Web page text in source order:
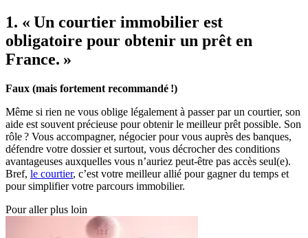
1. « Un courtier immobilier est
obligatoire pour obtenir un prêt en
France. »
Faux (mais fortement recommandé !)
Même si rien ne vous oblige légalement à passer par un courtier, son
aide est souvent précieuse pour obtenir le meilleur prêt possible. Son
rôle ? Vous accompagner, négocier pour vous auprès des banques,
défendre votre dossier et surtout, vous décrocher des conditions
avantageuses auxquelles vous n’auriez peut-être pas accès seul(e).
Bref, le courtier, c’est votre meilleur allié pour gagner du temps et
pour simplifier votre parcours immobilier.
Pour aller plus loin